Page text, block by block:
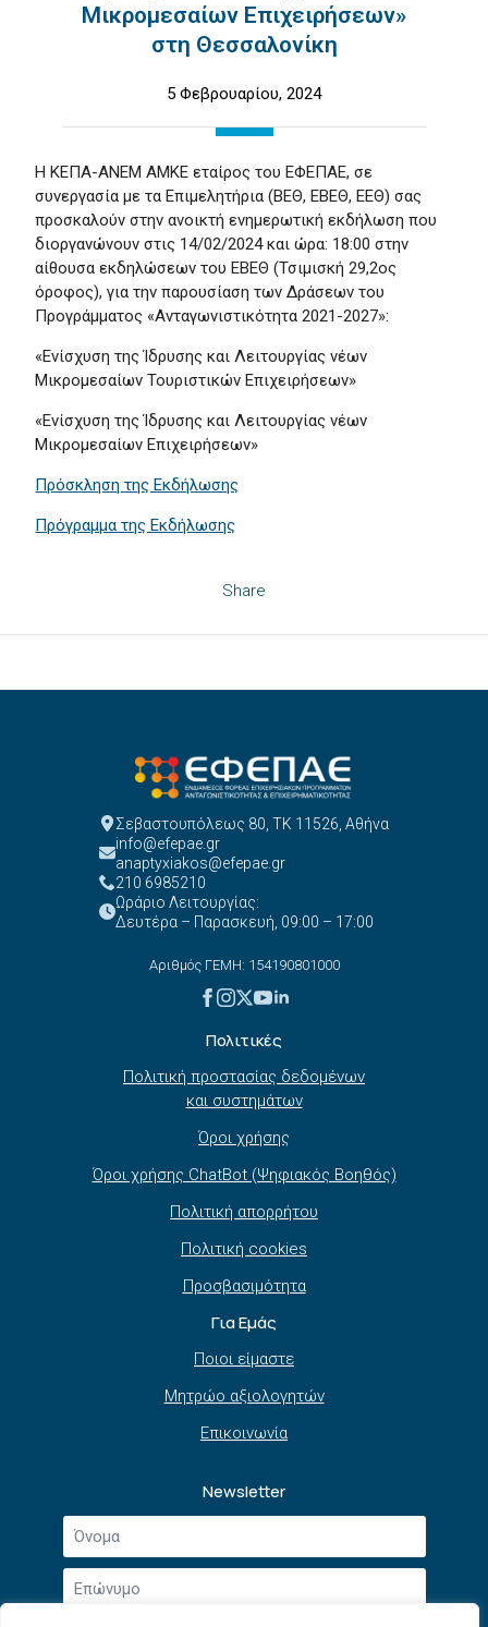
Μικρομεσαίων Επιχειρήσεων»
στη Θεσσαλονίκη
5 Φεβρουαρίου, 2024
Share
H KEΠΑ-ΑΝΕΜ ΑΜΚΕ εταίρος του ΕΦΕΠΑΕ, σε
συνεργασία με τα Επιμελητήρια (ΒΕΘ, ΕΒΕΘ, ΕΕΘ) σας
προσκαλούν στην ανοικτή ενημερωτική εκδήλωση που
διοργανώνουν στις 14/02/2024 και ώρα: 18:00 στην
αίθουσα εκδηλώσεων του ΕΒΕΘ (Τσιμισκή 29,2ος
όροφος), για την παρουσίαση των Δράσεων του
Προγράμματος «Ανταγωνιστικότητα 2021-2027»:
«Ενίσχυση της Ίδρυσης και Λειτουργίας νέων
Μικρομεσαίων Τουριστικών Επιχειρήσεων»
«Ενίσχυση της Ίδρυσης και Λειτουργίας νέων
Μικρομεσαίων Επιχειρήσεων»
Πρόσκληση της Εκδήλωσης
Πρόγραμμα της Εκδήλωσης
Σεβαστουπόλεως 80, ΤΚ 11526, Αθήνα
info@efepae.gr
anaptyxiakos@efepae.gr
210 6985210
Ωράριο Λειτουργίας:
Δευτέρα – Παρασκευή, 09:00 – 17:00
Αριθμός ΓΕΜΗ: 154190801000
Πολιτικές
Πολιτική προστασίας δεδομένων
και συστημάτων
Όροι χρήσης
Όροι χρήσης ChatBot (Ψηφιακός Βοηθός)
Πολιτική απορρήτου
Πολιτική cookies
Προσβασιμότητα
Για Εμάς
Ποιοι είμαστε
Μητρώο αξιολογητών
Επικοινωνία
Newsletter
Όνομα
Επώνυμο